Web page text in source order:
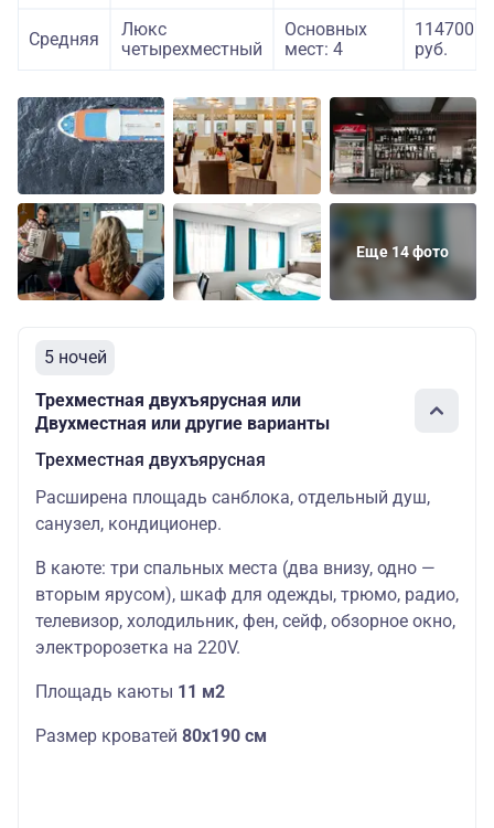
Средняя
Люкс
четырехместный
Основных
мест: 4
114700
руб.
Еще 14 фото
5 ночей
Трехместная двухъярусная или
Двухместная или другие варианты
Трехместная двухъярусная
Расширена площадь санблока, отдельный душ,
санузел, кондиционер.
В каюте: три спальных места (два внизу, одно —
вторым ярусом), шкаф для одежды, трюмо, радио,
телевизор, холодильник, фен, сейф, обзорное окно,
электророзетка на 220V.
Площадь каюты 11 м2
Размер кроватей 80х190 см